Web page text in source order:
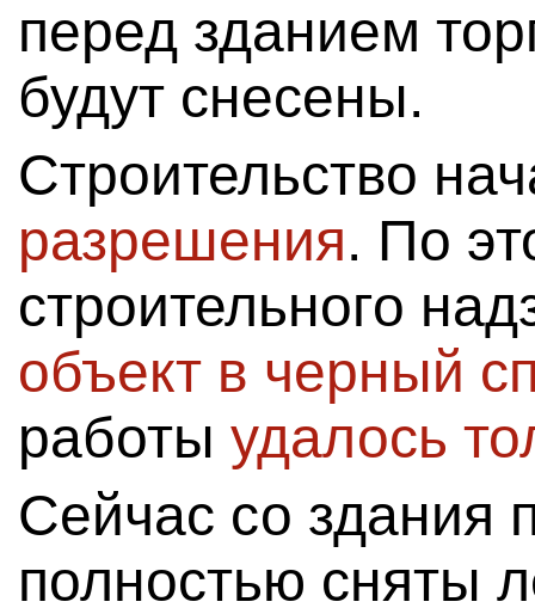
перед зданием
будут снесены.
Строительство
разрешения. По
строительного
объект в черный
работы удалось
Сейчас со здания
полностью сняты